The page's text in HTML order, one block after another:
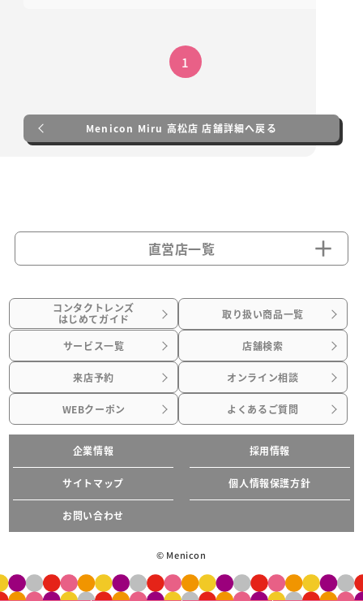
1
Menicon Miru 高松店 店舗詳細へ戻る
直営店一覧
コンタクトレンズ
はじめてガイド 取り扱い商品一覧
サービス一覧 店舗検索
来店予約 オンライン相談
WEBクーポン よくあるご質問
企業情報 採用情報
サイトマップ 個人情報保護方針
お問い合わせ
© Menicon